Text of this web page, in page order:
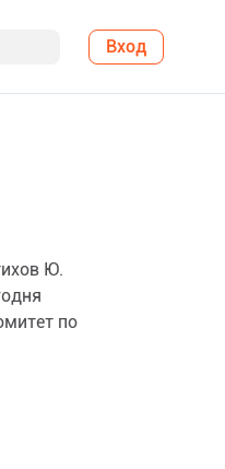
Вход
Ю.
по